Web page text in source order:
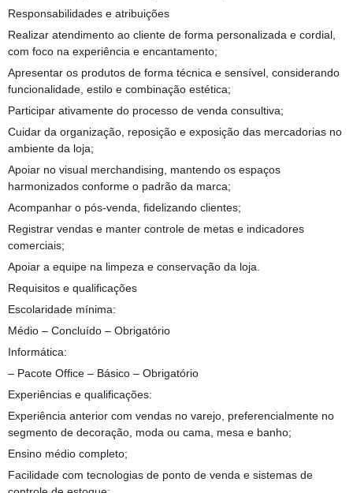
Responsabilidades e atribuições
Realizar atendimento ao cliente de forma personalizada e cordial,
com foco na experiência e encantamento;
Apresentar os produtos de forma técnica e sensível, considerando
funcionalidade, estilo e combinação estética;
Participar ativamente do processo de venda consultiva;
Cuidar da organização, reposição e exposição das mercadorias no
ambiente da loja;
Apoiar no visual merchandising, mantendo os espaços
harmonizados conforme o padrão da marca;
Acompanhar o pós-venda, fidelizando clientes;
Registrar vendas e manter controle de metas e indicadores
comerciais;
Apoiar a equipe na limpeza e conservação da loja.
Requisitos e qualificações
Escolaridade mínima:
Médio – Concluído – Obrigatório
Informática:
– Pacote Office – Básico – Obrigatório
Experiências e qualificações:
Experiência anterior com vendas no varejo, preferencialmente no
segmento de decoração, moda ou cama, mesa e banho;
Ensino médio completo;
Facilidade com tecnologias de ponto de venda e sistemas de